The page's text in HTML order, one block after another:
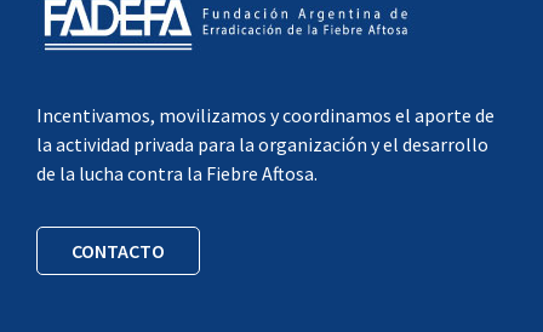
Incentivamos, movilizamos y coordinamos el aporte de
la actividad privada para la organización y el desarrollo
de la lucha contra la Fiebre Aftosa.
CONTACTO